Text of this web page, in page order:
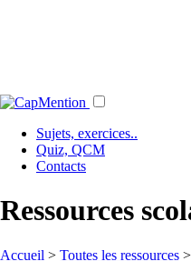
Sujets, exercices..
Quiz, QCM
Contacts
Ressources
Accueil > Toutes les ressources >